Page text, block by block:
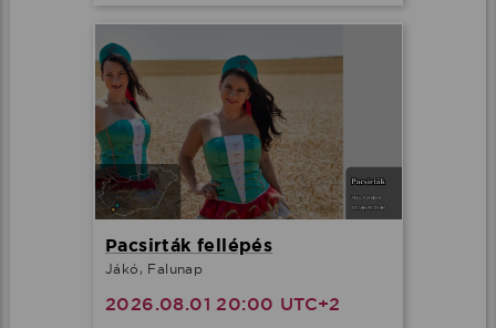
Pacsirták fellépés
Jákó, Falunap
2026.08.01 20:00 UTC+2